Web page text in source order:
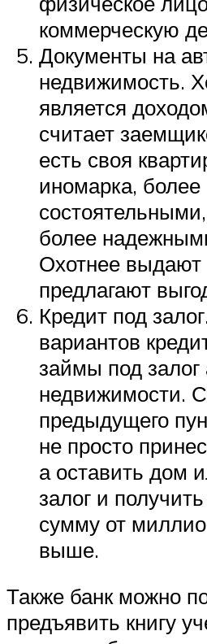
коммерческую
Документы на
недвижимость.
является
считает
есть своя
иномарка, более
более
Охотнее выдают
предлагают
Кредит под
вариантов
займы под залог
недвижимости.
предыдущего
не просто
а оставить дом
залог и
сумму от
выше.
Также банк можно
предъявить книгу